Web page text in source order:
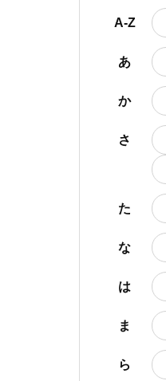
A-Z
あ
か
さ
た
な
は
ま
ら